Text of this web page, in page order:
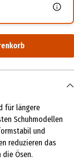
für längere
Schuhmodellen
und
reduzieren das
die Ösen.